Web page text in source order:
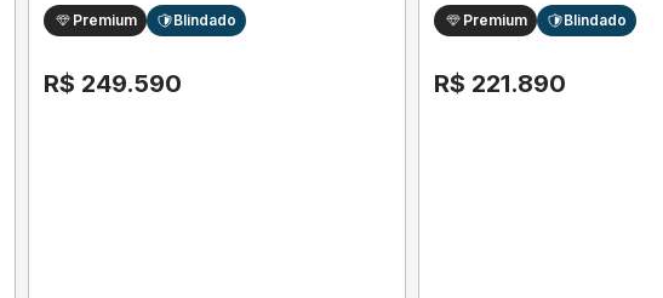
Premium Blindado
R$ 249.590
Premium Blindado
R$ 221.890